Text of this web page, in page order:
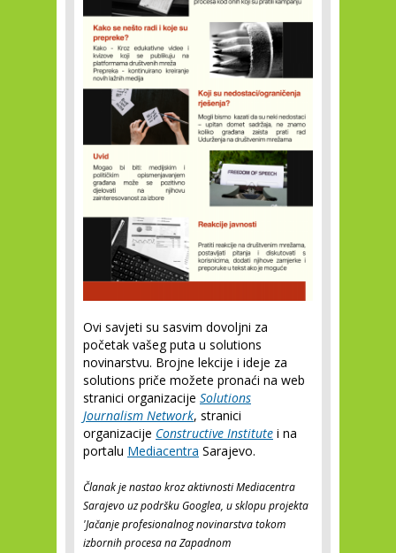
Ovi savjeti su sasvim dovoljni za
početak vašeg puta u solutions
novinarstvu. Brojne lekcije i ideje za
solutions priče možete pronaći na web
stranici organizacije Solutions
Journalism Network, stranici
organizacije Constructive Institute i na
portalu Mediacentra Sarajevo.
Članak je nastao kroz aktivnosti Mediacentra
Sarajevo uz podršku Googlea, u sklopu projekta
'Jačanje profesionalnog novinarstva tokom
izbornih procesa na Zapadnom